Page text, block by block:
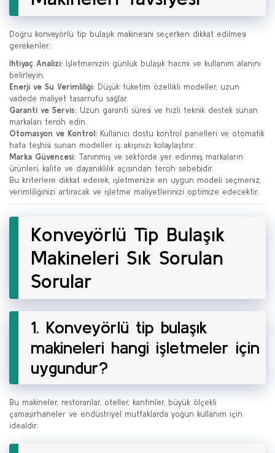
Doğru konveyörlü tip bulaşık makinesini seçerken dikkat edilmesi
gerekenler:
İhtiyaç Analizi: İşletmenizin günlük bulaşık hacmi ve kullanım alanını
belirleyin.
Enerji ve Su Verimliliği: Düşük tüketim özellikli modeller, uzun
vadede maliyet tasarrufu sağlar.
Garanti ve Servis: Uzun garanti süresi ve hızlı teknik destek sunan
markaları tercih edin.
Otomasyon ve Kontrol: Kullanıcı dostu kontrol panelleri ve otomatik
hata teşhisi sunan modeller iş akışınızı kolaylaştırır.
Marka Güvencesi: Tanınmış ve sektörde yer edinmiş markaların
ürünleri, kalite ve dayanıklılık açısından tercih sebebidir.
Bu kriterlere dikkat ederek, işletmenize en uygun modeli seçmeniz,
verimliliğinizi artıracak ve işletme maliyetlerinizi optimize edecektir.
Konveyörlü Tip Bulaşık
Makineleri Sık Sorulan
Sorular
1. Konveyörlü tip bulaşık
makineleri hangi işletmeler için
uygundur?
Bu makineler, restoranlar, oteller, kantinler, büyük ölçekli
çamaşırhaneler ve endüstriyel mutfaklarda yoğun kullanım için
idealdir.